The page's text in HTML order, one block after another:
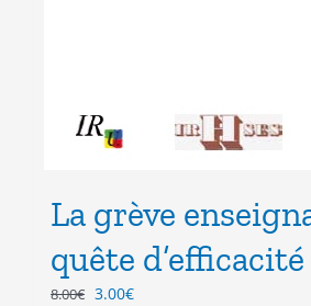
La grève
quête
8.00€ Le
3.00€Le